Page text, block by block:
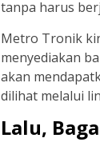
tanpa harus
Metro Tronik
menyediakan
akan
dilihat melalui
Lalu,